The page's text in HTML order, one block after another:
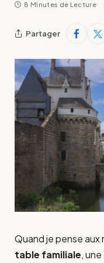
8 Minutes de Lecture
Partager
Quand je pense aux
table familiale,